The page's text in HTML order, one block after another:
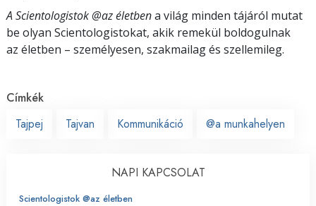
A Scientologistok @az életbena világ minden tájáról mutat
be olyan Scientologistokat, akik remekül boldogulnak
az életben – személyesen, szakmailag és szellemileg.
Címkék
Tajpej
Tajvan Kommunikáció @a munkahelyen
NAPI KAPCSOLAT
Scientologistok @az életben